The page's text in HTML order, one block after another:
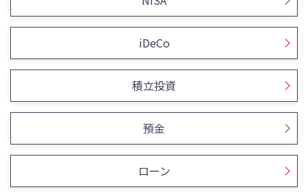
iDeCo
積立投資
預金
ローン